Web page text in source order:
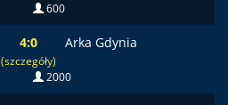
600
4:0
(szczegóły)
Arka Gdynia
2000